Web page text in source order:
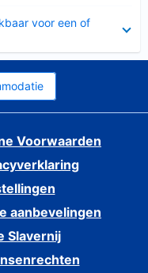
voor een of
Voorwaarden
aanbevelingen
Slavernij